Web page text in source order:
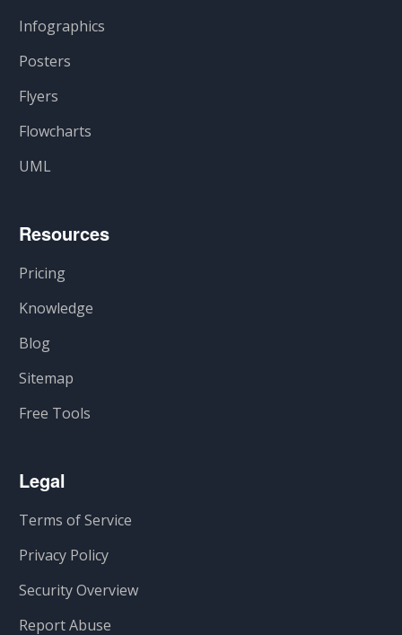
Infographics
Posters
Flyers
Flowcharts
UML
Resources
Pricing
Knowledge
Blog
Sitemap
Free Tools
Legal
Terms of Service
Privacy Policy
Security Overview
Report Abuse